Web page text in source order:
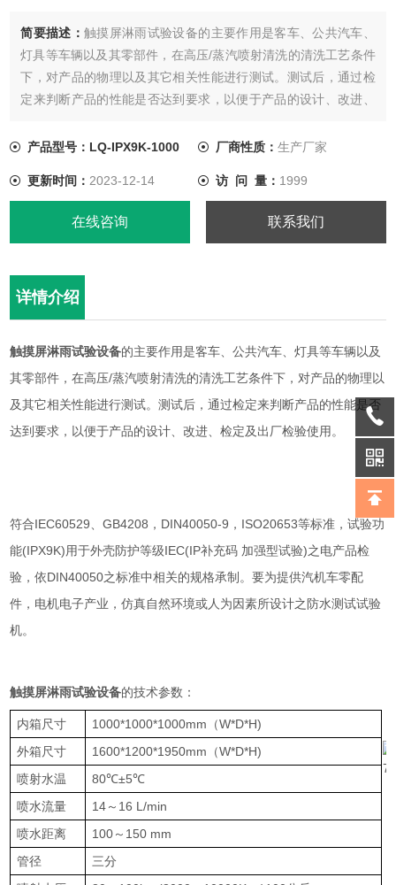
简要描述： 触摸屏淋雨试验设备的主要作用是客车、公共汽车、
灯具等车辆以及其零部件，在高压/蒸汽喷射清洗的清洗工艺条件
下，对产品的物理以及其它相关性能进行测试。测试后，通过检
定来判断产品的性能是否达到要求，以便于产品的设计、改进、
产品型号：LQ-IPX9K-1000
厂商性质： 生产厂家
更新时间： 2023-12-14 访 问 量： 1999
在线咨询 联系我们
详情介绍
触摸屏淋雨试验设备的主要作用是客车、公共汽车、灯具等车辆以及
其零部件，在高压/蒸汽喷射清洗的清洗工艺条件下，对产品的物理以
及其它相关性能进行测试。测试后，通过检定来判断产品的性能是否
达到要求，以便于产品的设计、改进、检定及出厂检验使用。
符合IEC60529、GB4208，DIN40050-9，ISO20653等标准，试验功
能(IPX9K)用于外壳防护等级IEC(IP补充码 加强型试验)之电产品检
验，依DIN40050之标准中相关的规格承制。要为提供汽机车零配
件，电机电子产业，仿真自然环境或人为因素所设计之防水测试试验
机。
触摸屏淋雨试验设备的技术参数：
内箱尺寸
1000*1000*1000mm（W*D*H)
外箱尺寸
1600*1200*1950mm（W*D*H)
喷射水温
80℃±5℃
喷水流量
14～16 L/min
喷水距离
100～150 mm
管径
三分